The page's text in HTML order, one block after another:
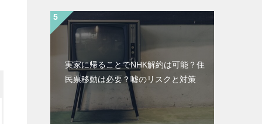
実家に帰ることでNHK解約は可能？住
民票移動は必要？嘘のリスクと対策